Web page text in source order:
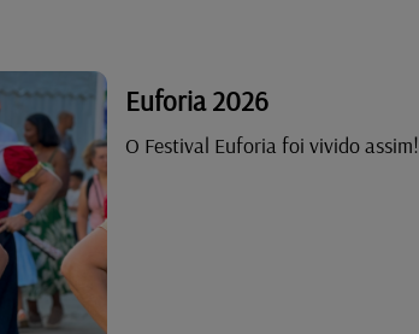
Euforia 2026
O Festival Euforia foi vivido assim!